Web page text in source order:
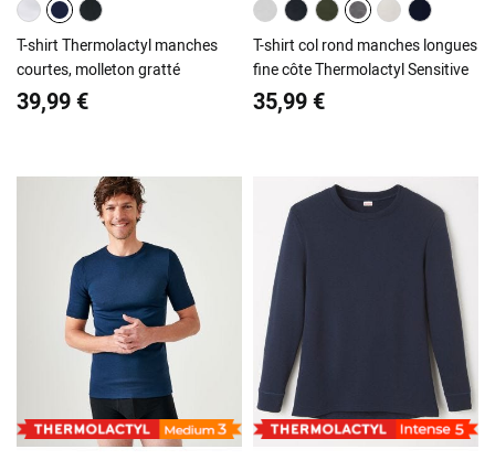
T-shirt Thermolactyl manches
courtes, molleton gratté
39,99 €
T-shirt col rond manches longues
fine côte Thermolactyl Sensitive
35,99 €